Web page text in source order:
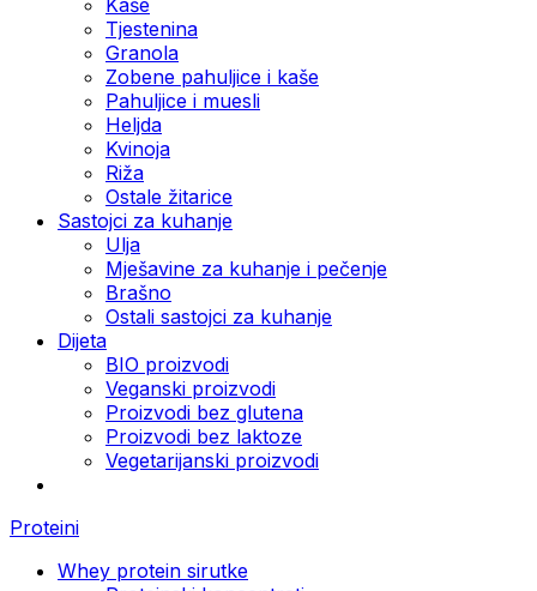
Tjestenina
Granola
Zobene pahuljice i kaše
Pahuljice i muesli
Heljda
Kvinoja
Riža
Ostale žitarice
Sastojci za kuhanje
Ulja
Mješavine za kuhanje i pečenje
Brašno
Ostali sastojci za kuhanje
Dijeta
BIO proizvodi
Veganski proizvodi
Proizvodi bez glutena
Proizvodi bez laktoze
Vegetarijanski proizvodi
Proteini
Whey protein sirutke